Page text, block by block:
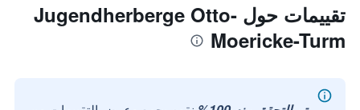
تقييمات حول Jugendherberge Otto-
Moericke-Turm